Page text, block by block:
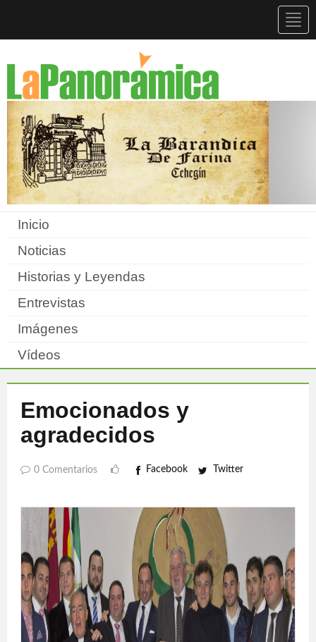
Inicio
Noticias
Historias y Leyendas
Entrevistas
Imágenes
Vídeos
Emocionados y
agradecidos
0 Comentarios Facebook Twitter